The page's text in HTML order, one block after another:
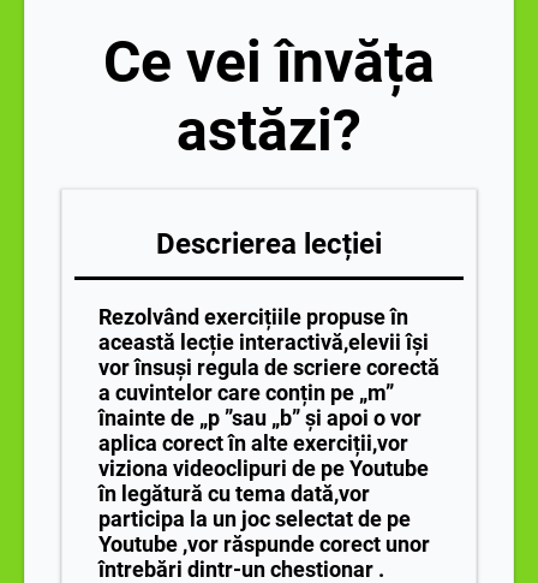
Ce vei învăța
astăzi?
Descrierea lecției
Rezolvând exercițiile propuse în
această lecție interactivă,elevii își
vor însuși regula de scriere corectă
a cuvintelor care conțin pe „m”
înainte de „p ”sau „b” și apoi o vor
aplica corect în alte exerciții,vor
viziona videoclipuri de pe Youtube
în legătură cu tema dată,vor
participa la un joc selectat de pe
Youtube ,vor răspunde corect unor
întrebări dintr-un chestionar .